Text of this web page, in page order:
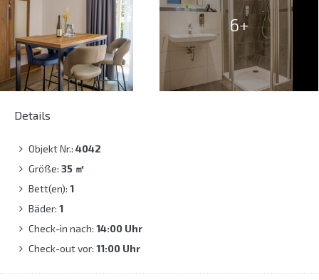
6+
Details
Objekt Nr.: 4042
Größe: 35 ㎡
Bett(en): 1
Bäder: 1
Check-in nach: 14:00 Uhr
Check-out vor: 11:00 Uhr